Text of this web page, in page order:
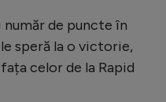
număr de puncte în
speră la o victorie,
celor de la Rapid